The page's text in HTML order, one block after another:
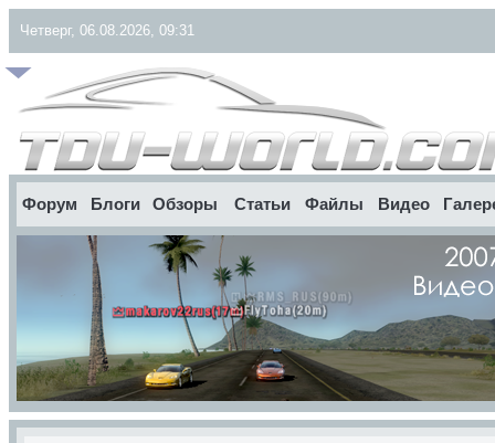
Четверг, 06.08.2026, 09:31
Форум Блоги Обзоры Статьи Файлы Видео